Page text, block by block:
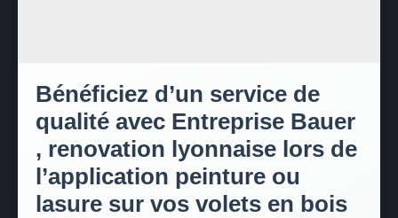
Bénéficiez d’un service de
qualité avec Entreprise Bauer
, renovation lyonnaise lors de
l’application peinture ou
lasure sur vos volets en bois